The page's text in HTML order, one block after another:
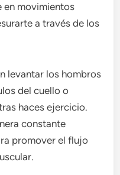
en movimientos
a través de los
levantar los hombros
del cuello o
haces ejercicio.
constante
promover el flujo